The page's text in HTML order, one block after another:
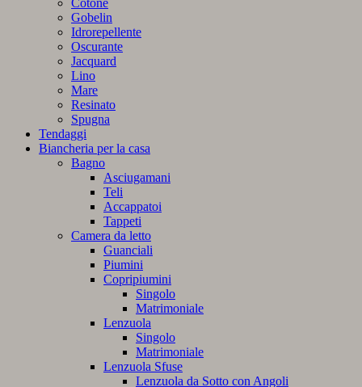
Cotone
Gobelin
Idrorepellente
Oscurante
Jacquard
Lino
Mare
Resinato
Spugna
Tendaggi
Biancheria per la casa
Bagno
Asciugamani
Teli
Accappatoi
Tappeti
Camera da letto
Guanciali
Piumini
Copripiumini
Singolo
Matrimoniale
Lenzuola
Singolo
Matrimoniale
Lenzuola Sfuse
Lenzuola da Sotto con Angoli